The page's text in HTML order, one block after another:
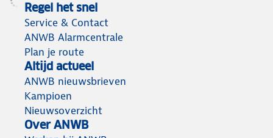
Regel het snel
Service & Contact
ANWB Alarmcentrale
Plan je route
Altijd actueel
ANWB nieuwsbrieven
Kampioen
Nieuwsoverzicht
Over ANWB